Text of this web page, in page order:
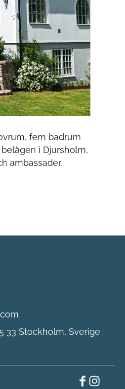
fem badrum
i Djursholm,
ambassader.
33 Stockholm, Sverige